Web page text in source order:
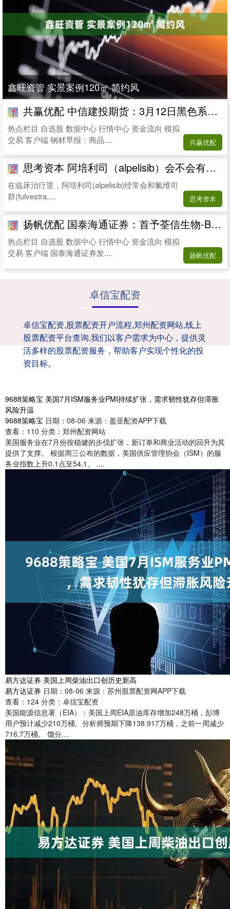
鑫旺资管 实景案例120㎡ 简约风
1 共赢优配 中信建投期货：3月12日黑色系早报
热点栏目 自选股 数据中心 行情中心 资金流向 模拟
交易 客户端 钢材早报：商品....
共赢优配
2 思考资本 阿培利司（alpelisib）会不会有副作用呢？_影响_患者_身体
在临床治疗里，阿培利司(alpelisib)经常会和氟维司
群(fulvestra....
思考资本
3 扬帆优配 国泰海通证券：首予荃信生物-B“增持”评级 深耕自免赛道
热点栏目 自选股 数据中心 行情中心 资金流向 模拟
交易 客户端 国泰海通证券发....
扬帆优配
卓信宝配资
卓信宝配资,股票配资开户流程,郑州配资网站,线上
股票配资平台查询,我们以客户需求为中心，提供灵
活多样的股票配资服务，帮助客户实现个性化的投
资目标。
9688策略宝 美国7月ISM服务业PMI持续扩张，需求韧性犹存但滞胀
风险升温
9688策略宝 日期：08-06 来源：盈亚配资APP下载
查看： 110 分类： 郑州配资网站
美国服务业在7月份按稳健的步伐扩张，新订单和商业活动的回升为其
提供了支撑。 根据周三公布的数据，美国供应管理协会（ISM）的服
务业指数上升0.1点至54.1。 ....
易方达证券 美国上周柴油出口创历史新高
易方达证券 日期：08-06 来源：苏州股票配资网APP下载
查看： 124 分类： 卓信宝配资
美国能源信息署（EIA）：美国上周EIA原油库存增加248万桶，彭博
用户预计减少210万桶、分析师预期下降138.917万桶，之前一周减少
716.7万桶。 馏分....